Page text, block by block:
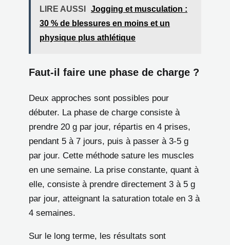
LIRE AUSSI
Jogging et musculation :
30 % de blessures en moins et un
physique plus athlétique
Faut-il faire une phase de charge ?
Deux approches sont possibles pour
débuter. La phase de charge consiste à
prendre 20 g par jour, répartis en 4 prises,
pendant 5 à 7 jours, puis à passer à 3-5 g
par jour. Cette méthode sature les muscles
en une semaine. La prise constante, quant à
elle, consiste à prendre directement 3 à 5 g
par jour, atteignant la saturation totale en 3 à
4 semaines.
Sur le long terme, les résultats sont